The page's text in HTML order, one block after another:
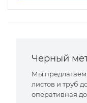
Черный
Мы
листов и труб
оперативная